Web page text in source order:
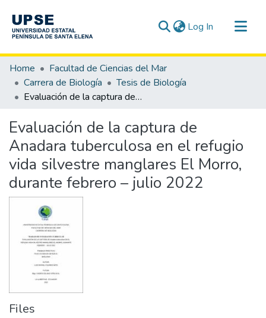
Log In (current)
Communities & Collections
All of DSpace
Statistics
Home
Facultad de Ciencias del Mar
Carrera de Biología
Tesis de Biología
Evaluación de la captura de Anadara tuberculosa en el refugio vida silvestre manglares El Morro, durante febrero – julio 2022
Evaluación de la captura de
Anadara tuberculosa en el refugio
vida silvestre manglares El Morro,
durante febrero – julio 2022
Files